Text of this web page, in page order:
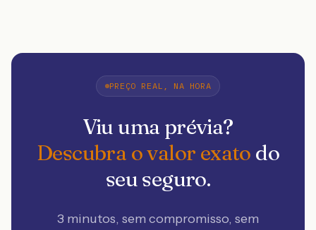
PREÇO REAL, NA HORA
Viu uma prévia?
Descubra o valor exato do
seu seguro.
3 minutos, sem compromisso, sem